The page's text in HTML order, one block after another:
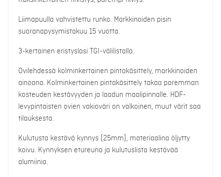
Liimapuulla vahvistettu runko. Markkinoiden pisin
suoranapysymistakuu 15 vuotta.
3-kertainen eristyslasi TGI-välilistalla.
Ovilehdessä kolminkertainen pintakäsittely, markkinoiden
ainoana. Kolminkertainen pintakäsittely takaa paremman
kosteuden kestävyyden ja laadun maalipinnalle. HDF-
levypintaisten ovien vakioväri on valkoinen, muut värit saa
tilauksesta.
Kulutusta kestävä kynnys (25mm), materiaalina öljytty
koivu. Kynnyksen etureuna ja kulutuslista kestävää
alumiinia.